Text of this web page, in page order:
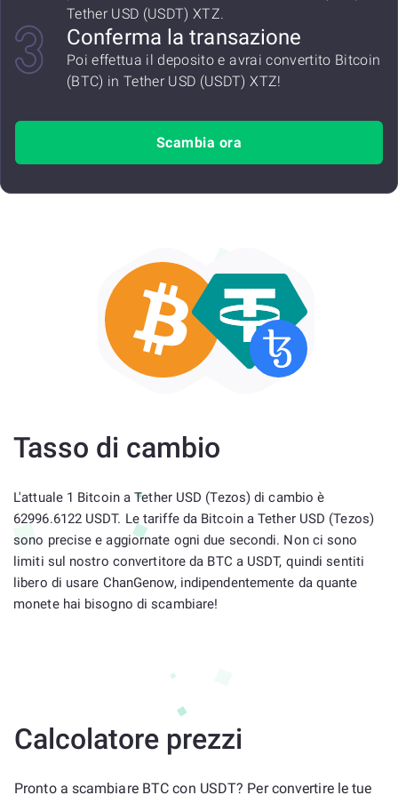
Tether USD (USDT) XTZ.
Conferma la transazione
Poi effettua il deposito e avrai convertito Bitcoin
(BTC) in Tether USD (USDT) XTZ!
Scambia ora
Tasso di cambio
L'attuale 1 Bitcoin a Tether USD (Tezos) di cambio è
62996.6122 USDT. Le tariffe da Bitcoin a Tether USD (Tezos)
sono precise e aggiornate ogni due secondi. Non ci sono
limiti sul nostro convertitore da BTC a USDT, quindi sentiti
libero di usare ChanGenow, indipendentemente da quante
monete hai bisogno di scambiare!
Calcolatore prezzi
Pronto a scambiare BTC con USDT? Per convertire le tue